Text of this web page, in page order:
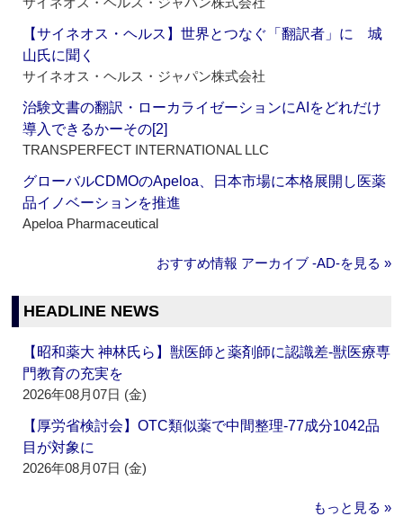
【サイネオス・ヘルス】世界とつなぐ「翻訳者」に 城
山氏に聞く
サイネオス・ヘルス・ジャパン株式会社
治験文書の翻訳・ローカライゼーションにAIをどれだけ
導入できるかーその[2]
TRANSPERFECT INTERNATIONAL LLC
グローバルCDMOのApeloa、日本市場に本格展開し医薬
品イノベーションを推進
Apeloa Pharmaceutical
おすすめ情報 アーカイブ ‐AD‐を見る »
HEADLINE NEWS
【昭和薬大 神林氏ら】獣医師と薬剤師に認識差‐獣医療専
門教育の充実を
2026年08月07日 (金)
【厚労省検討会】OTC類似薬で中間整理‐77成分1042品
目が対象に
2026年08月07日 (金)
もっと見る »